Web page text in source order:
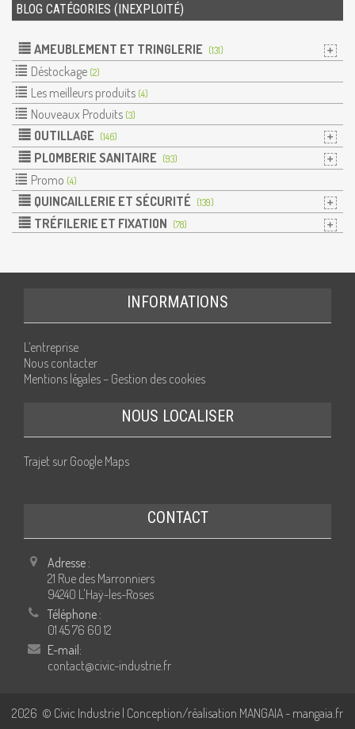
BLOG CATÉGORIES (INEXPLOITÉ)
AMEUBLEMENT ET TRINGLERIE (131)
Déstockage (2)
Les meilleurs produits (4)
Nouveaux Produits (3)
OUTILLAGE (146)
PLOMBERIE SANITAIRE (93)
Promo (4)
QUINCAILLERIE ET SÉCURITÉ (139)
TRÉFILERIE ET FIXATION (78)
INFORMATIONS
L’entreprise
Nous contacter
Mentions légales – Gestion des cookies
NOUS LOCALISER
Trajet sur Google Maps
CONTACT
Adresse :
21 Rue des Marronniers
94240 L'Haÿ-les-Roses
Téléphone :
01 45 76 60 12
E-mail:
contact@civic-industrie.fr
2026 © Civic Industrie | Conception/réalisation MANGAIA - mangaia.fr